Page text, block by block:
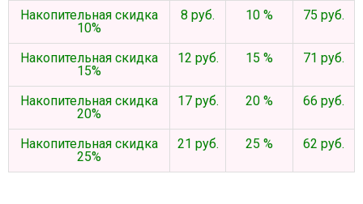
Накопительная скидка
10%
8 руб. 10 % 75 руб.
Накопительная скидка
15%
12 руб. 15 % 71 руб.
Накопительная скидка
20%
17 руб. 20 % 66 руб.
Накопительная скидка
25%
21 руб. 25 % 62 руб.